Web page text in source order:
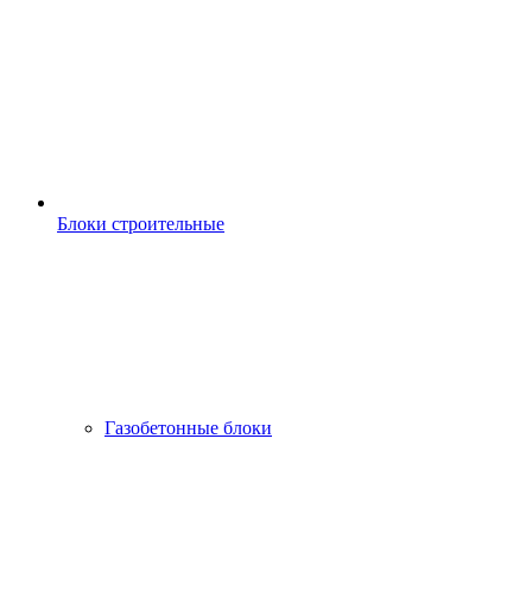
Блоки строительные
Газобетонные блоки